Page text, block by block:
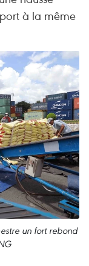
à la même
un fort rebond